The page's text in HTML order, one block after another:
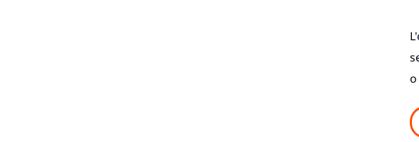
o